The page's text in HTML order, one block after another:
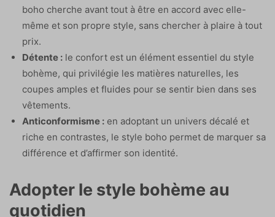
boho cherche avant tout à être en accord avec elle-
même et son propre style, sans chercher à plaire à tout
prix.
Détente : le confort est un élément essentiel du style
bohème, qui privilégie les matières naturelles, les
coupes amples et fluides pour se sentir bien dans ses
vêtements.
Anticonformisme : en adoptant un univers décalé et
riche en contrastes, le style boho permet de marquer sa
différence et d’affirmer son identité.
Adopter le style bohème au
quotidien